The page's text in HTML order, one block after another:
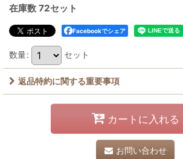
在庫数 72セット
Facebookでシェア
数量: セット
返品特約に関する重要事項
カートに入れる
お問い合わせ